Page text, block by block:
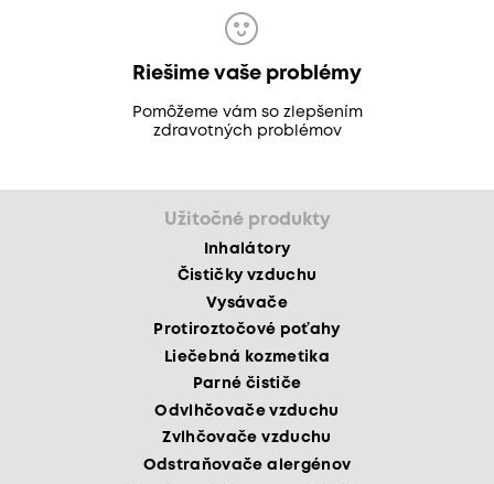
Riešime vaše problémy
Pomôžeme vám so zlepšením
zdravotných problémov
Užitočné produkty
Inhalátory
Čističky vzduchu
Vysávače
Protiroztočové poťahy
Liečebná kozmetika
Parné čističe
Odvlhčovače vzduchu
Zvlhčovače vzduchu
Odstraňovače alergénov